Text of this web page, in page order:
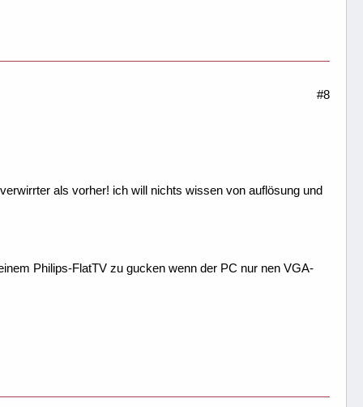
#8
als vorher! ich will nichts wissen von auflösung und
Philips-FlatTV zu gucken wenn der PC nur nen VGA-